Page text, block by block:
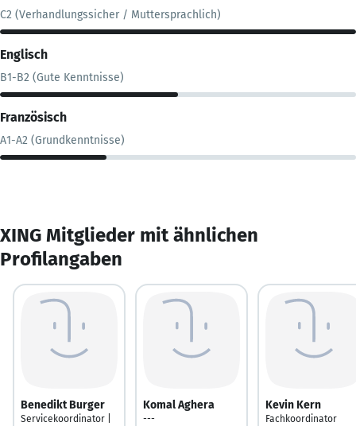
C2 (Verhandlungssicher / Muttersprachlich)
Englisch
B1-B2 (Gute Kenntnisse)
Französisch
A1-A2 (Grundkenntnisse)
XING Mitglieder mit ähnlichen
Profilangaben
Benedikt Burger
Servicekoordinator |
Komal Aghera
---
Kevin Kern
Fachkoordinator